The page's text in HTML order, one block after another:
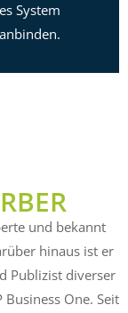
System
und bekannt
hinaus ist er
Publizist diverser
Business One. Seit